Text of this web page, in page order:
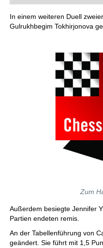
In einem weiteren Duell
Gulrukhbegim Tokhirjonova
Zum
Außerdem besiegte Jennifer
Partien endeten remis.
An der Tabellenführung von
geändert. Sie führt mit 1,5